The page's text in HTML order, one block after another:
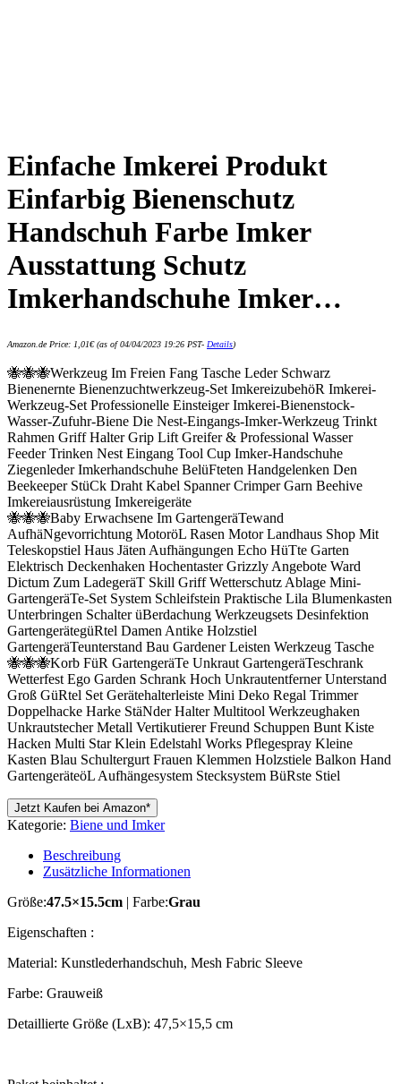
Einfache Imkerei Produkt
Einfarbig Bienenschutz
Handschuh Farbe Imker
Ausstattung Schutz
Imkerhandschuhe Imker…
Amazon.de Price: 1,01€(as of 04/04/2023 19:26 PST- Details)
🐝🐝🐝Werkzeug Im Freien Fang Tasche Leder Schwarz
Bienenernte Bienenzuchtwerkzeug-Set ImkereizubehöR Imkerei-
Werkzeug-Set Professionelle Einsteiger Imkerei-Bienenstock-
Wasser-Zufuhr-Biene Die Nest-Eingangs-Imker-Werkzeug Trinkt
Rahmen Griff Halter Grip Lift Greifer & Professional Wasser
Feeder Trinken Nest Eingang Tool Cup Imker-Handschuhe
Ziegenleder Imkerhandschuhe BelüFteten Handgelenken Den
Beekeeper StüCk Draht Kabel Spanner Crimper Garn Beehive
Imkereiausrüstung Imkereigeräte
🐝🐝🐝Baby Erwachsene Im GartengeräTewand
AufhäNgevorrichtung MotoröL Rasen Motor Landhaus Shop Mit
Teleskopstiel Haus Jäten Aufhängungen Echo HüTte Garten
Elektrisch Deckenhaken Hochentaster Grizzly Angebote Ward
Dictum Zum LadegeräT Skill Griff Wetterschutz Ablage Mini-
GartengeräTe-Set System Schleifstein Praktische Lila Blumenkasten
Unterbringen Schalter üBerdachung Werkzeugsets Desinfektion
GartengerätegüRtel Damen Antike Holzstiel
GartengeräTeunterstand Bau Gardener Leisten Werkzeug Tasche
🐝🐝🐝Korb FüR GartengeräTe Unkraut GartengeräTeschrank
Wetterfest Ego Garden Schrank Hoch Unkrautentferner Unterstand
Groß GüRtel Set Gerätehalterleiste Mini Deko Regal Trimmer
Doppelhacke Harke StäNder Halter Multitool Werkzeughaken
Unkrautstecher Metall Vertikutierer Freund Schuppen Bunt Kiste
Hacken Multi Star Klein Edelstahl Works Pflegespray Kleine
Kasten Blau Schultergurt Frauen Klemmen Holzstiele Balkon Hand
GartengeräteöL Aufhängesystem Stecksystem BüRste Stiel
Jetzt Kaufen bei Amazon*
Kategorie: Biene und Imker
Beschreibung
Zusätzliche Informationen
Größe:47.5×15.5cm | Farbe:Grau
Eigenschaften :
Material: Kunstlederhandschuh, Mesh Fabric Sleeve
Farbe: Grauweiß
Detaillierte Größe (LxB): 47,5×15,5 cm